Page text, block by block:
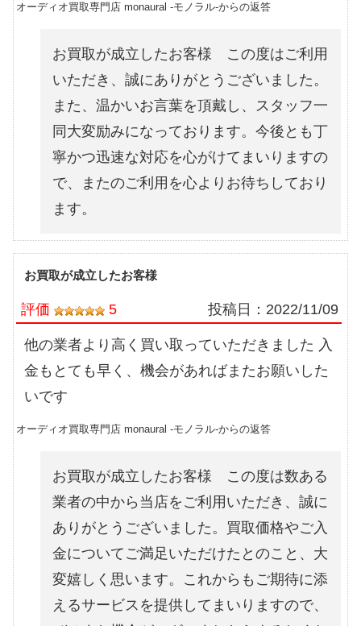
オーディオ買取専門店 monaural -モノラル-からの返答
お買取が成立したお客様 この度はご利用
いただき、誠にありがとうございました。
また、温かいお言葉を頂戴し、スタッフ一
同大変励みになっております。今後とも丁
寧かつ迅速な対応を心がけてまいりますの
で、またのご利用を心よりお待ちしており
ます。
お買取が成立したお客様
評価 5 投稿日： 2022/11/09
他の業者より高く買い取っていただきました 入
金もとても早く、機会があればまたお願いした
いです
オーディオ買取専門店 monaural -モノラル-からの返答
お買取が成立したお客様 この度は数ある
業者の中から当店をご利用いただき、誠に
ありがとうございました。買取価格やご入
金についてご満足いただけたとのこと、大
変嬉しく思います。これからもご期待に添
えるサービスを提供してまいりますので、